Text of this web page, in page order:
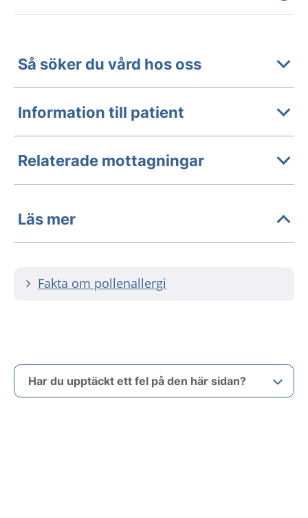
Så söker du vård hos oss
Information till patient
Relaterade mottagningar
Läs mer
Fakta om pollenallergi
Har du upptäckt ett fel på den här sidan?